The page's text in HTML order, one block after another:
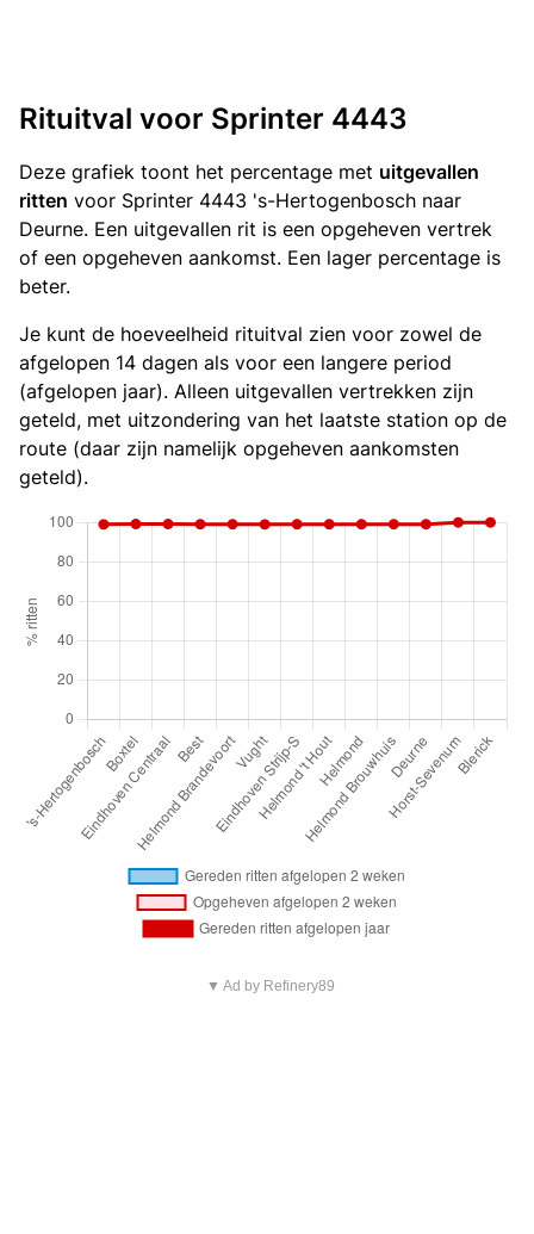
Rituitval voor Sprinter 4443
Deze grafiek toont het percentage met uitgevallen
ritten voor Sprinter 4443 's-Hertogenbosch naar
Deurne. Een uitgevallen rit is een opgeheven vertrek
of een opgeheven aankomst. Een lager percentage is
beter.
Je kunt de hoeveelheid rituitval zien voor zowel de
afgelopen 14 dagen als voor een langere period
(afgelopen jaar). Alleen uitgevallen vertrekken zijn
geteld, met uitzondering van het laatste station op de
route (daar zijn namelijk opgeheven aankomsten
geteld).
▼ Ad by Refinery89